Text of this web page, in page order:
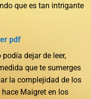
que es tan intrigante
pdf
dejar de leer,
que te sumerges
la complejidad de los
Maigret en los